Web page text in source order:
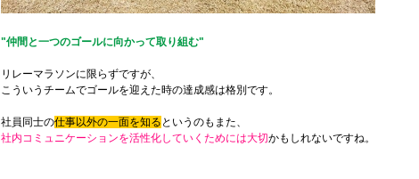
"仲間と一つのゴールに向かって取り組む"
リレーマラソンに限らずですが、
こういうチームでゴールを迎えた時の達成感は格別です。
社員同士の仕事以外の一面を知る というのもまた、
社内コミュニケーションを活性化していくためには大切かもしれないですね。